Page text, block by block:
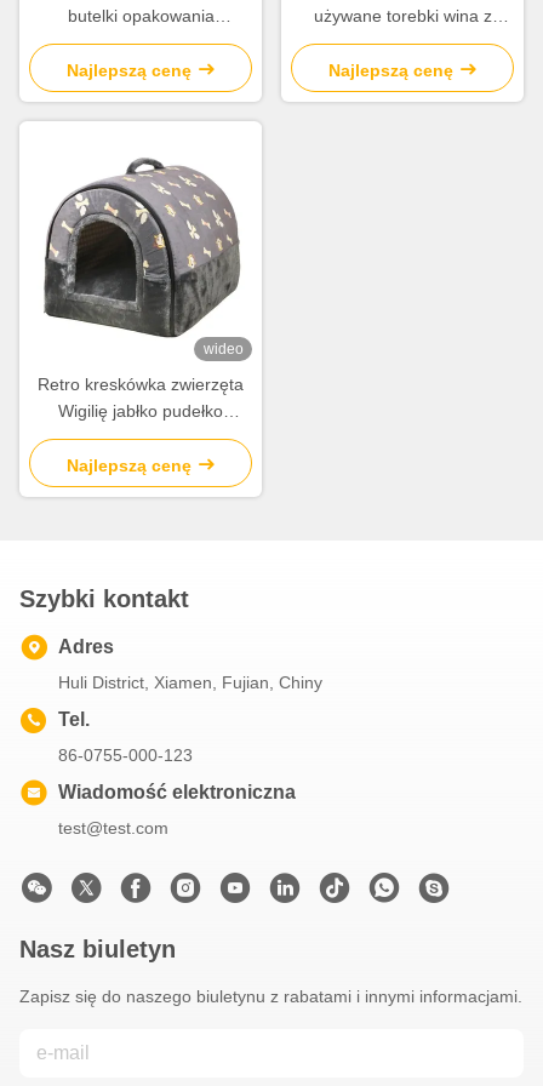
butelki opakowania
papierowego wina prezent
szklany worek 2 butelki
czarnego wina torba torebki
Najlepszą cenę
używane torebki wina z
papieru kraft do butelki wina
Najlepszą cenę
wideo
Retro kreskówka zwierzęta
Wigilię jabłko pudełko
prezenty prezenty
świąteczne mały prezent
ozdób torba Tote pudełko
Najlepszą cenę
Szybki kontakt
Adres
Huli District, Xiamen, Fujian, Chiny
Tel.
86-0755-000-123
Wiadomość elektroniczna
test@test.com
Nasz biuletyn
Zapisz się do naszego biuletynu z rabatami i innymi informacjami.